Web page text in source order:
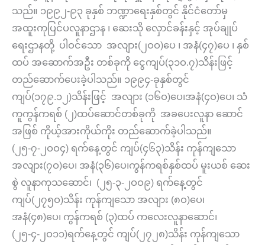
သည်။ ၁၉၉၂-၉၃ ခုနှစ် ဘဏ္ဍာရေးနှစ်တွင် နိုင်ငံတော်မှ
အထူးကုပြင်ပလူနာဌာန ၊ ဆေးသို လှောင်ခန်းနှင့် အုပ်ချုပ်
ရေးဌာနတို့ ပါဝင်သော အလျား(၂ဝဝ)ပေ ၊ အနံ(၄၇)ပေ ၊ နှစ်
ထပ် အဆောက်အဦး တစ်ခုကို ငွေကျပ်(၃၁ဝ.၇)သိန်းဖြင့်
တည်ဆောက်ပေးခဲ့ပါသည်။ ၁၉၉၄-ခုနှစ်တွင်
ကျပ်(၁၇၉.၁၂)သိန်းဖြင့် အလျား (၁၆ဝ)ပေ၊အနံ(၄ဝ)ပေ၊ သံ
ကူကွန်ကရစ် (၂)ထပ်ဆောင်တစ်ခုကို အခပေးလူနာ ဆောင်
အဖြစ် ကိုယ့်အားကိုယ်ကိုး တည်ဆောက်ခဲ့ပါသည်။
(၂၅-၇-၂ဝဝ၄) ရက်နေ့တွင် ကျပ်(၄၆၃)သိန်း ကုန်ကျသော
အလျား(၇ဝ)ပေ၊ အနံ(၃၆)ပေ၊ကွန်ကရစ်နှစ်ထပ် မူးယစ် ဆေး
စွဲ လူနာကုသဆောင်၊ (၂၅-၃-၂ဝဝ၉) ရက်နေ့တွင်
ကျပ်(၂၇၅ဝ)သိန်း ကုန်ကျသော အလျား (၈ဝ)ပေ၊
အနံ(၄၈)ပေ၊ ကွန်ကရစ် (၃)ထပ် ကလေးလူနာဆောင်၊
(၂၅-၄-၂ဝ၁၁)ရက်နေ့တွင် ကျပ်(၂၇၂၈)သိန်း ကုန်ကျသော